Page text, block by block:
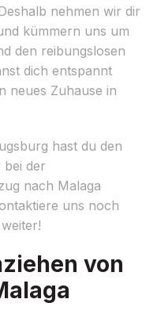
nehmen wir dir
kümmern uns um
den reibungslosen
dich entspannt
neues Zuhause in
hast du den
bei der
nach Malaga
uns noch
von